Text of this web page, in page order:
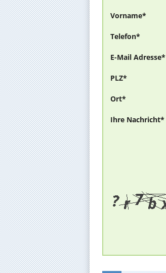
Vorname*
Telefon*
E-Mail Adresse*
PLZ*
Ort*
Ihre Nachricht*